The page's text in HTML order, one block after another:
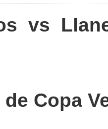
vs
Copa